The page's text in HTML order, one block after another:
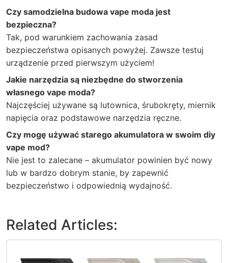
Czy samodzielna budowa vape moda jest
bezpieczna?
Tak, pod warunkiem zachowania zasad
bezpieczeństwa opisanych powyżej. Zawsze testuj
urządzenie przed pierwszym użyciem!
Jakie narzędzia są niezbędne do stworzenia
własnego vape moda?
Najczęściej używane są lutownica, śrubokręty, miernik
napięcia oraz podstawowe narzędzia ręczne.
Czy mogę używać starego akumulatora w swoim diy
vape mod?
Nie jest to zalecane – akumulator powinien być nowy
lub w bardzo dobrym stanie, by zapewnić
bezpieczeństwo i odpowiednią wydajność.
Related Articles: